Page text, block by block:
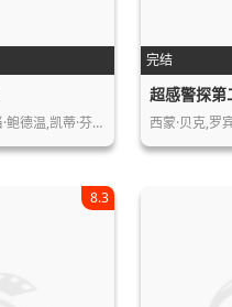
鲍德温,凯蒂·芬…
完结
超感警探第
西蒙·贝克,罗
8.3